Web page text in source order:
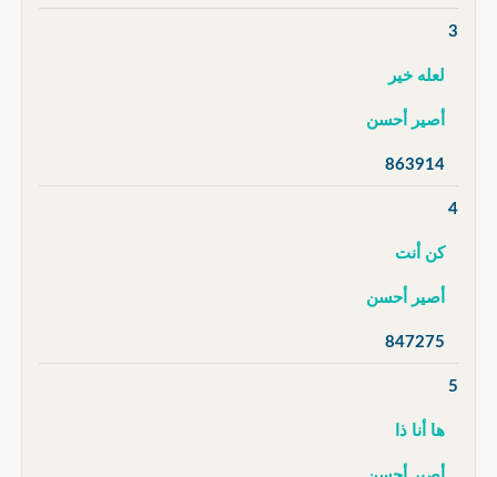
3
لعله خير
أصير أحسن
863914
4
كن أنت
أصير أحسن
847275
5
ها أنا ذا